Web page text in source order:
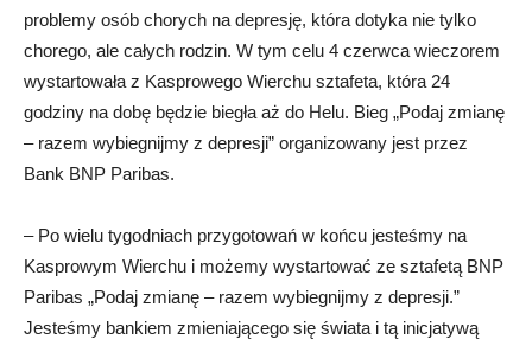
problemy osób chorych na depresję, która dotyka nie tylko
chorego, ale całych rodzin. W tym celu 4 czerwca wieczorem
wystartowała z Kasprowego Wierchu sztafeta, która 24
godziny na dobę będzie biegła aż do Helu. Bieg „Podaj zmianę
– razem wybiegnijmy z depresji” organizowany jest przez
Bank BNP Paribas.
– Po wielu tygodniach przygotowań w końcu jesteśmy na
Kasprowym Wierchu i możemy wystartować ze sztafetą BNP
Paribas „Podaj zmianę – razem wybiegnijmy z depresji.”
Jesteśmy bankiem zmieniającego się świata i tą inicjatywą